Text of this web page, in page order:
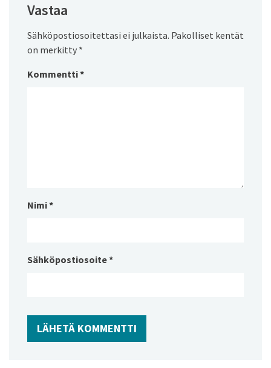
Vastaa
Sähköpostiosoitettasi ei julkaista. Pakolliset kentät
on merkitty *
Kommentti*
Nimi*
Sähköpostiosoite*